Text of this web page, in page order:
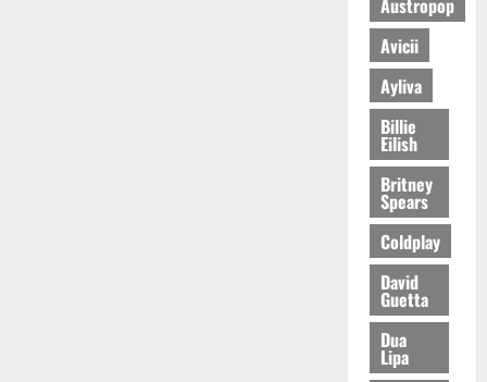
Avicii
Ayliva
Billie
Eilish
Britney
Spears
Coldplay
David
Guetta
Dua
Lipa